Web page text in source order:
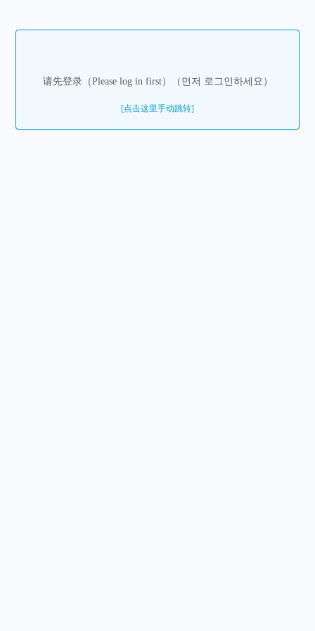
请先登录（Please log in first）（먼저 로그인하세요）
[点击这里手动跳转]